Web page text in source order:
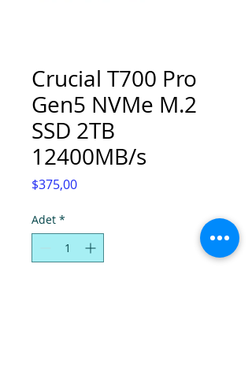
Crucial T700 Pro
Gen5 NVMe M.2
SSD 2TB
12400MB/s
$375,00Fiyat
Adet *